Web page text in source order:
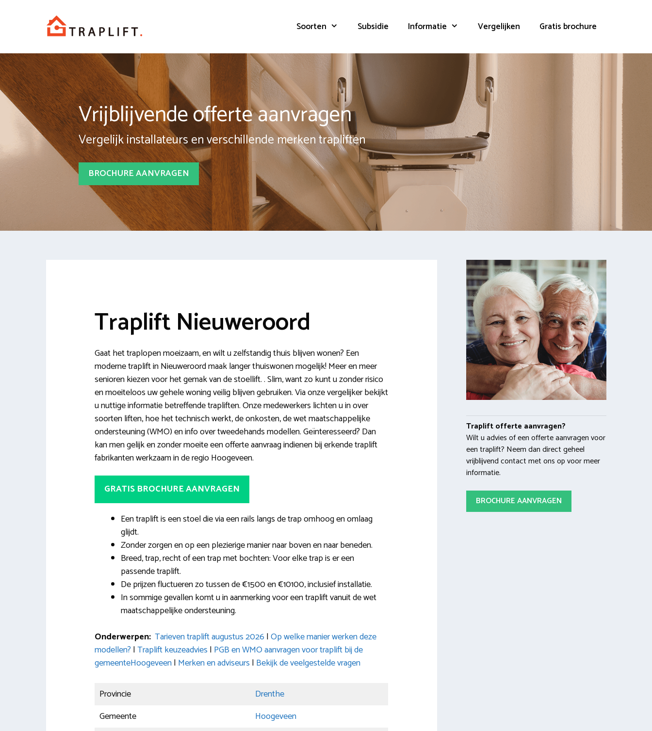
Soorten Subsidie Informatie Vergelijken Gratis brochure
Vrijblijvende offerte aanvragen
Vergelijk installateurs en verschillende merken trapliften
BROCHURE AANVRAGEN
Traplift Nieuweroord
Gaat het traplopen moeizaam, en wilt u zelfstandig thuis blijven wonen? Een
moderne traplift in Nieuweroord maak langer thuiswonen mogelijk! Meer en meer
senioren kiezen voor het gemak van de stoellift. . Slim, want zo kunt u zonder risico
en moeiteloos uw gehele woning veilig blijven gebruiken. Via onze vergelijker bekijkt
u nuttige informatie betreffende trapliften. Onze medewerkers lichten u in over
soorten liften, hoe het technisch werkt, de onkosten, de wet maatschappelijke
ondersteuning (WMO) en info over tweedehands modellen. Geïnteresseerd? Dan
kan men gelijk en zonder moeite een offerte aanvraag indienen bij erkende traplift
fabrikanten werkzaam in de regio Hoogeveen.
GRATIS BROCHURE AANVRAGEN
Een traplift is een stoel die via een rails langs de trap omhoog en omlaag
glijdt.
Zonder zorgen en op een plezierige manier naar boven en naar beneden.
Breed, trap, recht of een trap met bochten: Voor elke trap is er een
passende traplift.
De prijzen fluctueren zo tussen de €1500 en €10100, inclusief installatie.
In sommige gevallen komt u in aanmerking voor een traplift vanuit de wet
maatschappelijke ondersteuning.
Onderwerpen: Tarieven traplift augustus 2026 |Op welke manier werken deze
modellen? |Traplift keuzeadvies | PGB en WMO aanvragen voor traplift bij de
gemeenteHoogeveen| Merken en adviseurs | Bekijk de veelgestelde vragen
Provincie
Drenthe
Gemeente
Hoogeveen
Traplift offerte aanvragen?
Wilt u advies of een offerte aanvragen voor
een traplift? Neem dan direct geheel
vrijblijvend contact met ons op voor meer
informatie.
BROCHURE AANVRAGEN